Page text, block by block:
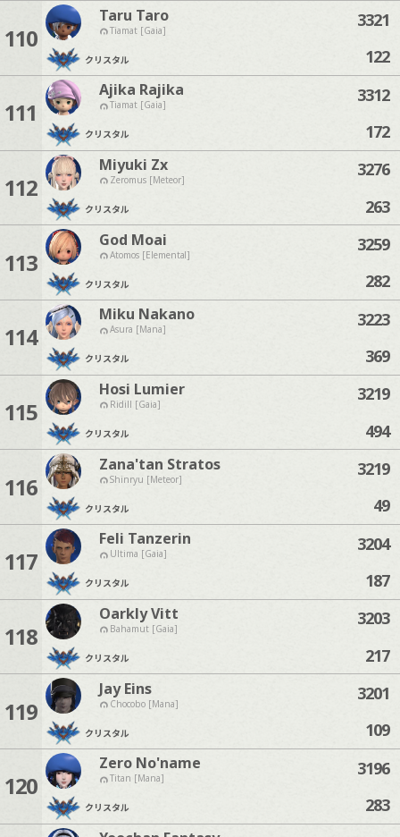
110
Taru Taro
Tiamat [Gaia]
クリスタル
3321
122
111
Ajika Rajika
Tiamat [Gaia]
クリスタル
3312
172
112
Miyuki Zx
Zeromus [Meteor]
クリスタル
3276
263
113
God Moai
Atomos [Elemental]
クリスタル
3259
282
114
Miku Nakano
Asura [Mana]
クリスタル
3223
369
115
Hosi Lumier
Ridill [Gaia]
クリスタル
3219
494
116
Zana'tan Stratos
Shinryu [Meteor]
クリスタル
3219
49
117
Feli Tanzerin
Ultima [Gaia]
クリスタル
3204
187
118
Oarkly Vitt
Bahamut [Gaia]
クリスタル
3203
217
119
Jay Eins
Chocobo [Mana]
クリスタル
3201
109
120
Zero No'name
Titan [Mana]
クリスタル
3196
283